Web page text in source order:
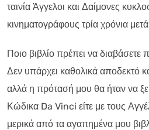
ταινία Άγγελοι και Δαίμονες
κινηματογράφους τρία χρόνια
Ποιο βιβλίο πρέπει να διαβάσετε
Δεν υπάρχει καθολικά αποδεκτό
αλλά η πρότασή μου θα ήταν να
Κώδικα Da Vinci είτε με τους
μερικά από τα αγαπημένα μου